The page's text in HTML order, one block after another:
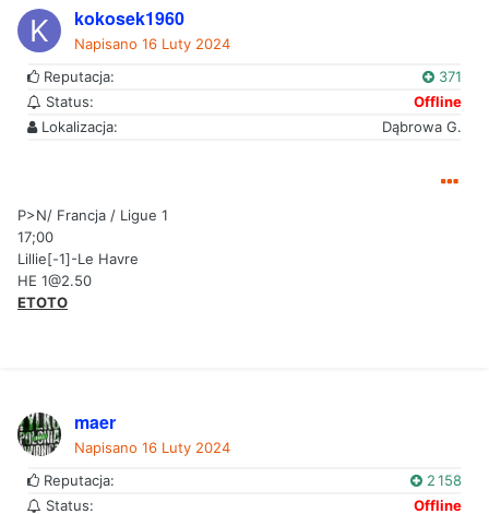
kokosek1960
Napisano 16 Luty 2024
Reputacja:
371
Status:
Offline
Lokalizacja:
Dąbrowa G.
P>N/ Francja / Ligue 1
17;00
Lillie[-1]-Le Havre
HE 1@2.50
ETOTO
maer
Napisano 16 Luty 2024
Reputacja:
2 158
Status:
Offline